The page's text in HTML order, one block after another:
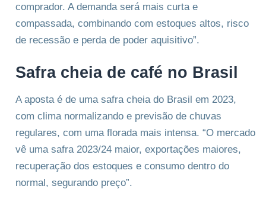
comprador. A demanda será mais curta e
compassada, combinando com estoques altos, risco
de recessão e perda de poder aquisitivo”.
Safra cheia de café no Brasil
A aposta é de uma safra cheia do Brasil em 2023,
com clima normalizando e previsão de chuvas
regulares, com uma florada mais intensa. “O mercado
vê uma safra 2023/24 maior, exportações maiores,
recuperação dos estoques e consumo dentro do
normal, segurando preço”.